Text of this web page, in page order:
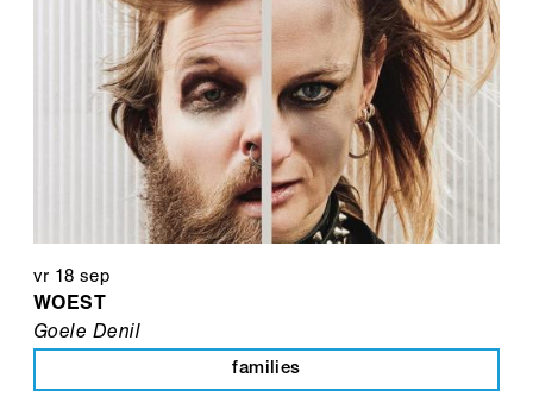
vr 18 sep
WOEST
Goele Denil
families